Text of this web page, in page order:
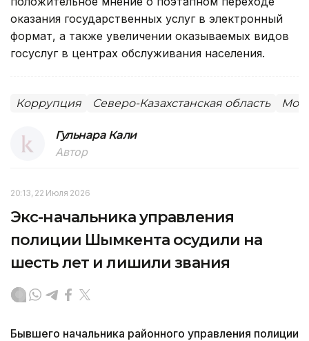
оказания государственных услуг в электронный
формат, а также увеличении оказываемых видов
госуслуг в центрах обслуживания населения.
Коррупция Северо-Казахстанская область
Гульнара Кали
Автор
20:13, 22 Июля 2026
Экс-начальника управления
полиции Шымкента осудили на
шесть лет и лишили звания
Бывшего начальника районного управления полиции